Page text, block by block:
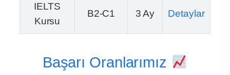
IELTS
Kursu
B2-C1 3 Ay Detaylar
Başarı Oranlarımız